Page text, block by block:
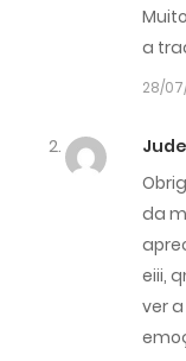
a
28/
da
eiii,
ver